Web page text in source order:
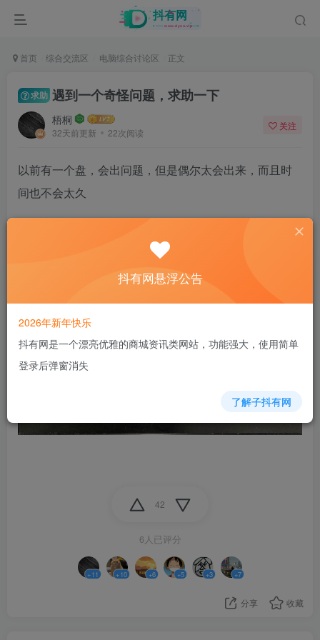
首页 综合交流区 电脑综合讨论区 正文
求助 遇到一个奇怪问题，求助一下
梧桐
32天前更新 22次阅读
关注
以前有一个盘，会出问题，但是偶尔太会出来，而且时
间也不会太久
今天早上出来40分钟才到70%
哪位懂得，请指导一下，谢谢。
42
6人已评分
+11 +10 +6 +5 +3 +7
分享 收藏
抖有网悬浮公告
2026年新年快乐
抖有网是一个漂亮优雅的商城资讯类网站，功能强大，使用简单
登录后弹窗消失
了解子抖有网